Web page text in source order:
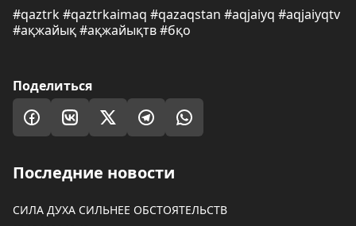
#qaztrk #qaztrkaimaq #qazaqstan #aqjaiyq #aqjaiyqtv
#ақжайық #ақжайықтв #бқо
Поделиться
Последние новости
СИЛА ДУХА СИЛЬНЕЕ ОБСТОЯТЕЛЬСТВ